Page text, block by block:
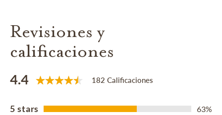
Revisiones y
calificaciones
4.4 182 Calificaciones
5 stars 63%